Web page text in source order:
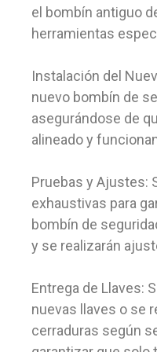
el bombín antiguo
herramientas
Instalación del
nuevo bombín de
asegurándose de
alineado y
Pruebas y Ajustes:
exhaustivas para
bombín de
y se realizarán
Entrega de Llaves:
nuevas llaves o se
cerraduras según